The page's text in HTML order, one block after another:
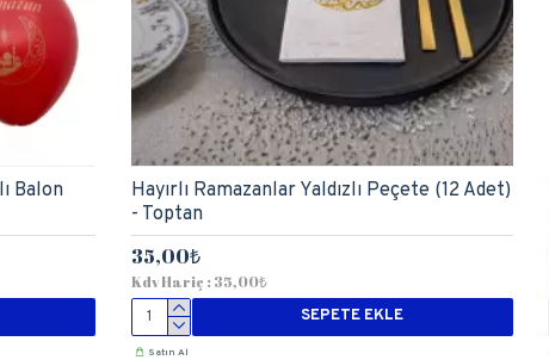
Balon
Hayırlı Ramazanlar Yaldızlı Peçete (12 Adet)
- Toptan
35,00₺
Kdv Hariç : 35,00₺
SEPETE EKLE
Satın Al